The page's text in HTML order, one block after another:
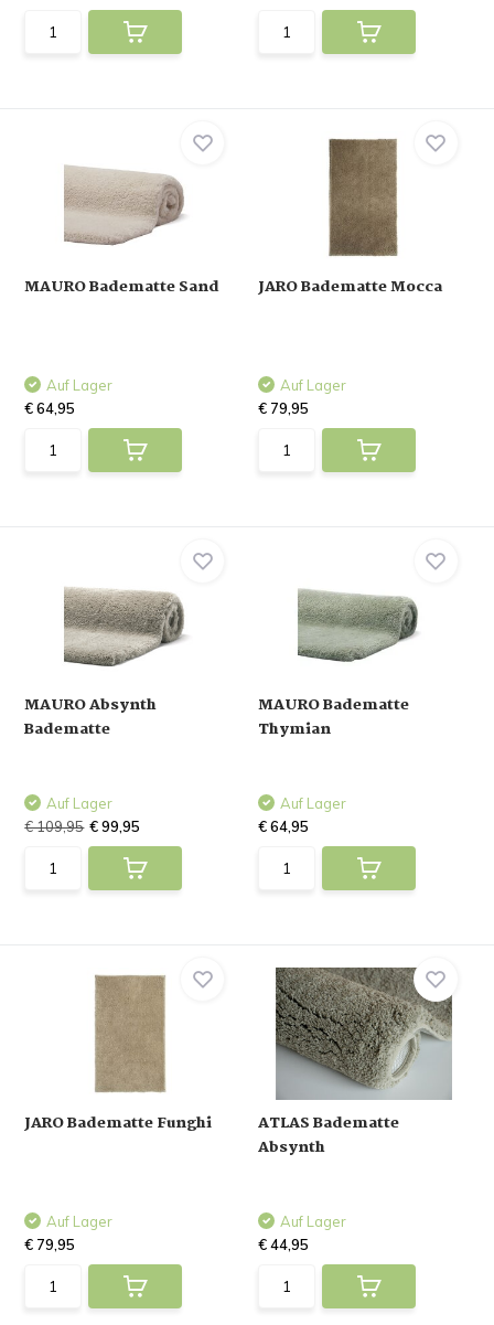
MAURO Badematte Sand
Auf Lager
€ 64,95
JARO Badematte Mocca
Auf Lager
€ 79,95
MAURO Absynth
Badematte
Auf Lager
€ 109,95 € 99,95
MAURO Badematte
Thymian
Auf Lager
€ 64,95
JARO Badematte Funghi
Auf Lager
€ 79,95
ATLAS Badematte
Absynth
Auf Lager
€ 44,95